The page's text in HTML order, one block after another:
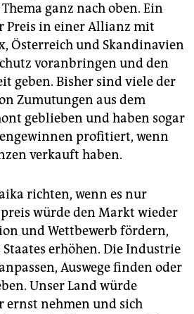
ganz nach oben. Ein
Preis in einer Allianz mit
Österreich und Skandinavien
voranbringen und den
geben. Bisher sind viele der
Zumutungen aus dem
geblieben und haben sogar
profitiert, wenn
verkauft haben.
richten, wenn es nur
würde den Markt wieder
und Wettbewerb fördern,
erhöhen. Die Industrie
Auswege finden oder
Unser Land würde
ernst nehmen und sich